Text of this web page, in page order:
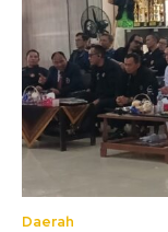
Daerah